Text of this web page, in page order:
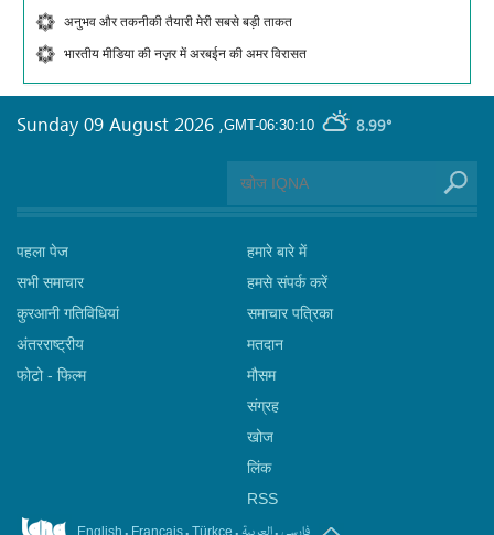
अनुभव और तकनीकी तैयारी मेरी सबसे बड़ी ताकत
भारतीय मीडिया की नज़र में अरबईन की अमर विरासत
GMT-06:30:10 8.99°
Sunday 09 August 2026 ,
पहला पेज
सभी समाचार
कुरआनी गतिविधियां
अंतरराष्ट्रीय
फोटो - फिल्म
हमारे बारे में
हमसे संपर्क करें
समाचार पत्रिका
मतदान
मौसम
संग्रह
खोज
लिंक
RSS
. . . .